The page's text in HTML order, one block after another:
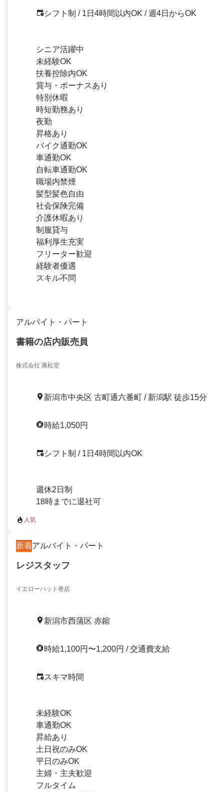
シフト制 / 1日4時間以内OK / 週4日からOK
シニア活躍中
未経験OK
扶養控除内OK
賞与・ボーナスあり
特別休暇
時短勤務あり
夜勤
昇格あり
バイク通勤OK
車通勤OK
自転車通勤OK
職場内禁煙
髪型髪色自由
社会保険完備
介護休暇あり
制服貸与
福利厚生充実
フリーター歓迎
経験者優遇
スキル不問
アルバイト・パート
書籍の店内販売員
株式会社 萬松堂
新潟市中央区 古町通六番町 / 新潟駅 徒歩15分
時給1,050円
シフト制 / 1日4時間以内OK
週休2日制
18時までに退社可
人気
新着アルバイト・パート
レジスタッフ
イエローハット巻店
新潟市西蒲区 赤鏥
時給1,100円〜1,200円 / 交通費支給
スキマ時間
未経験OK
車通勤OK
昇給あり
土日祝のみOK
平日のみOK
主婦・主夫歓迎
フルタイム